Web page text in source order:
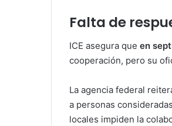
Falta de
ICE asegura que en
cooperación, pero su
La agencia federal
a personas
locales impiden la